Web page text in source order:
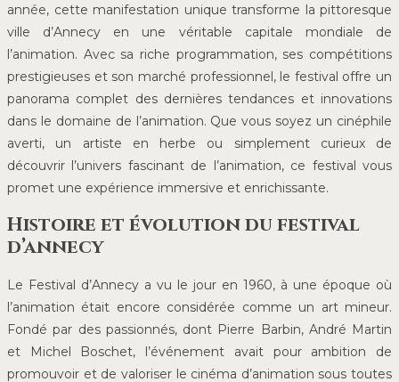
année, cette manifestation unique transforme la pittoresque
ville d’Annecy en une véritable capitale mondiale de
l’animation. Avec sa riche programmation, ses compétitions
prestigieuses et son marché professionnel, le festival offre un
panorama complet des dernières tendances et innovations
dans le domaine de l’animation. Que vous soyez un cinéphile
averti, un artiste en herbe ou simplement curieux de
découvrir l’univers fascinant de l’animation, ce festival vous
promet une expérience immersive et enrichissante.
Histoire et évolution du festival
d’annecy
Le Festival d’Annecy a vu le jour en 1960, à une époque où
l’animation était encore considérée comme un art mineur.
Fondé par des passionnés, dont Pierre Barbin, André Martin
et Michel Boschet, l’événement avait pour ambition de
promouvoir et de valoriser le cinéma d’animation sous toutes